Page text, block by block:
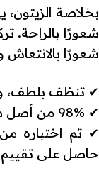
بخلاصة الزيتون،
شعورًا بالراحة.
شعورًا بالانتعاش
✔ تنظف بلطف،
✔ 98% من أصل طبيعي، خالٍ من الكبريتات.
✔ تم اختباره
حاصل على تقييم 93/100 من يوكا.